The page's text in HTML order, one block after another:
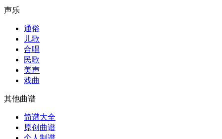
声乐
通俗
儿歌
合唱
民歌
美声
戏曲
其他曲谱
简谱大全
原创曲谱